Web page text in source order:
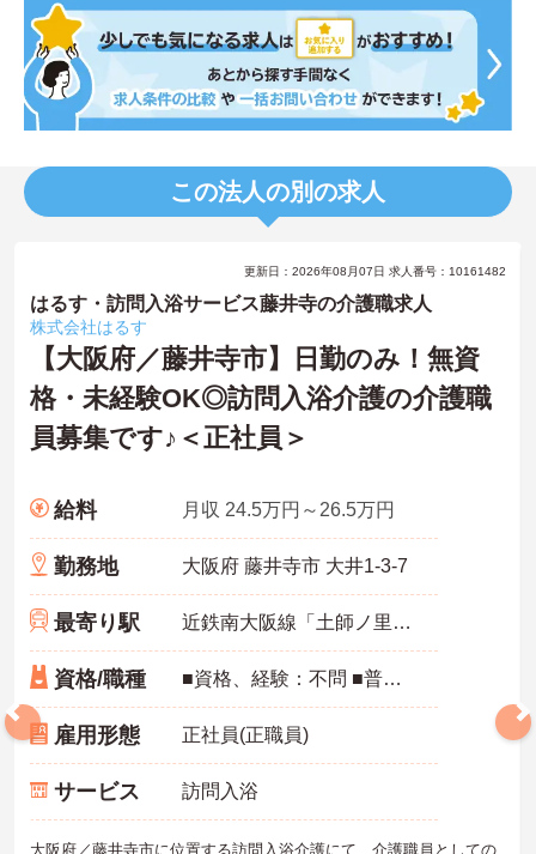
この法人の別の求人
更新日：2026年08月07日 求人番号：10161482
はるす・訪問入浴サービス藤井寺の介護職求人
株式会社はるす
【大阪府／藤井寺市】日勤のみ！無資
格・未経験OK◎訪問入浴介護の介護職
員募集です♪＜正社員＞
給料 月収 24.5万円～26.5万円
勤務地 大阪府 藤井寺市 大井1-3-7
最寄り駅 近鉄南大阪線「土師ノ里駅」徒歩16分
資格/職種 ■資格、経験：不問 ■普通自動車運転免許：必須
雇用形態 正社員(正職員)
サービス 訪問入浴
大阪府／藤井寺市に位置する訪問入浴介護にて、介護職員としての